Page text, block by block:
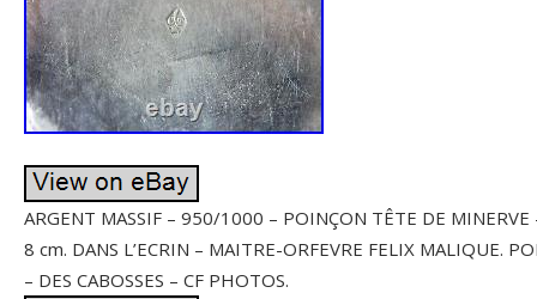
ARGENT MASSIF – 950/1000 – POINÇON TÊTE DE MINERVE
8 cm. DANS L’ECRIN – MAITRE-ORFEVRE FELIX MALIQUE.
– DES CABOSSES – CF PHOTOS.